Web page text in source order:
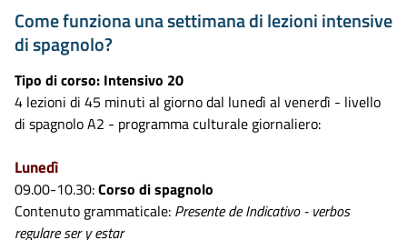
Come funziona una settimana di lezioni intensive
di spagnolo?
Tipo di corso: Intensivo 20
4 lezioni di 45 minuti al giorno dal lunedì al venerdì - livello
di spagnolo A2 - programma culturale giornaliero:
Lunedì
09.00-10.30:Corso di spagnolo
Contenuto grammaticale: Presente de Indicativo - verbos
regulare ser y estar